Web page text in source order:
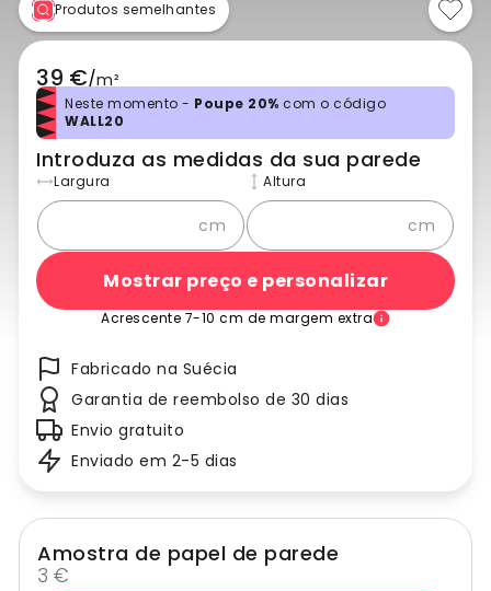
Produtos semelhantes
39 €/m²
Neste momento - Poupe 20% com o código
WALL20
Introduza as medidas da sua parede
Largura
cm
Altura
cm
Mostrar preço e personalizar
Acrescente 7-10 cm de margem extra
Fabricado na Suécia
Garantia de reembolso de 30 dias
Envio gratuito
Enviado em 2-5 dias
Amostra de papel de parede
3 €